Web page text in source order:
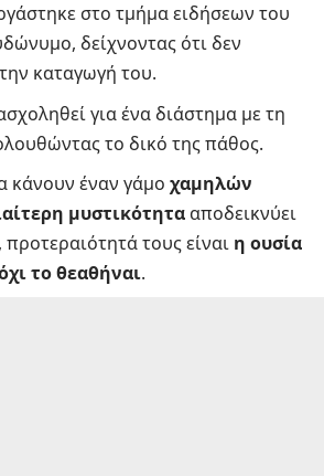
στο τμήμα ειδήσεων του
δείχνοντας ότι δεν
καταγωγή του.
για ένα διάστημα με τη
το δικό της πάθος.
κάνουν έναν γάμο χαμηλών
μυστικότητααποδεικνύει
τους είναι η ουσία
το θεαθήναι.